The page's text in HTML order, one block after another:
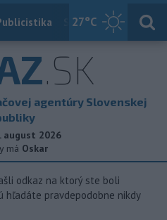
27°C
Slovensko
.SK
agentúry Slovenskej
august 2026
má Oskar
odkaz na ktorý ste boli
hľadáte pravdepodobne nikdy